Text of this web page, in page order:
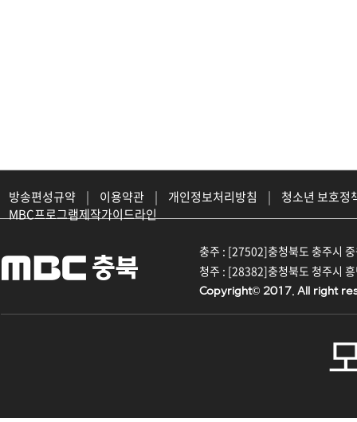
방송편성규약 | 이용약관 | 개인정보처리방침 |
청소년 보호정
MBC프로그램제작가이드라인
충주 : [27502]충청북도 충주시
청주 : [28382]충청북도 청주시
Copyright© 2017. All right